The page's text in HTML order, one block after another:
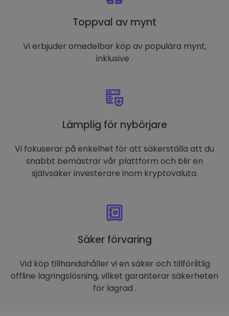
Toppval av mynt
Vi erbjuder omedelbar köp av populära mynt,
inklusive .
Lämplig för nybörjare
Vi fokuserar på enkelhet för att säkerställa att du
snabbt bemästrar vår plattform och blir en
självsäker investerare inom kryptovaluta.
Säker förvaring
Vid köp tillhandahåller vi en säker och tillförlitlig
offline lagringslösning, vilket garanterar säkerheten
för lagrad .